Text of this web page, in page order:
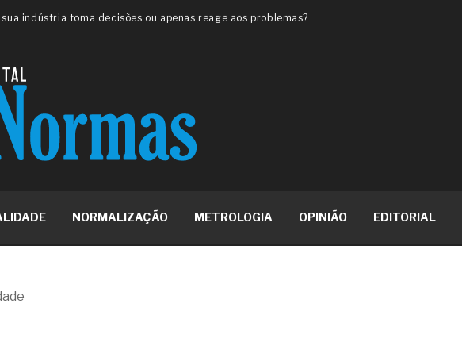
sua indústria toma decisões ou apenas reage aos problemas?
gestores da ABNT litigam de má-fé para tentar criar uma
de mercado sobre as NBR ISO
critérios médicos da síndrome metabólica
prevenção clínica da coceira no ânus
sintomas clínicos do teratoma de ovário
tratamento médico da síndrome da fadiga crônica
de obrasNORMALIZAÇÃO METROLOGIA OPINIÃO EDITORIAL